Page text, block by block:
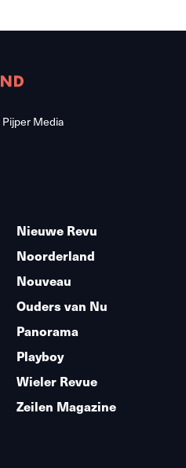
Pijper Media
Nieuwe Revu
Noorderland
Nouveau
Ouders van Nu
Panorama
Playboy
Wieler Revue
Zeilen Magazine